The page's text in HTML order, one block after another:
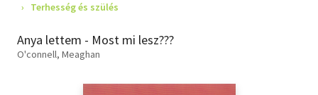
Gyermek- és ifjúsági
Hobbi, szabadidő
Terhesség és szülés
Anya lettem - Most mi lesz???
O'connell, Meaghan